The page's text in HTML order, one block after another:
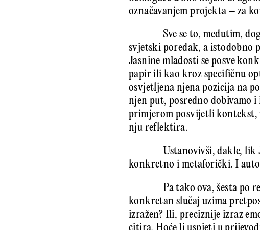
označavanjem projekta – za
Sve se to, međutim,
svjetski poredak, a istodobno
Jasnine mladosti se posve
papir ili kao kroz specifičnu
osvjetljena njena pozicija na
njen put, posredno dobivamo i
primjerom posvijetli kontekst,
nju reflektira.
Ustanovivši, dakle, lik
konkretno i metaforički. I
Pa tako ova, šesta po
konkretan slučaj uzima
izražen? Ili, preciznije izraz